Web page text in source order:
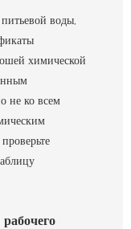
воды,
химической
не ко всем